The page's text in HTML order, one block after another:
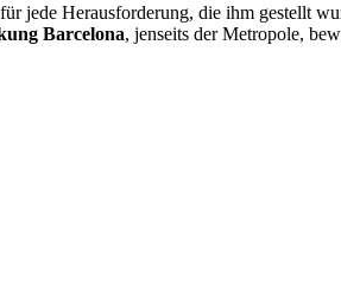
jede Herausforderung, die ihm gestellt
Barcelona, jenseits der Metropole,